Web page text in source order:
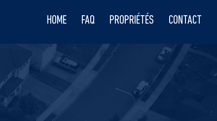
HOME FAQ PROPRIÉTÉS CONTACT